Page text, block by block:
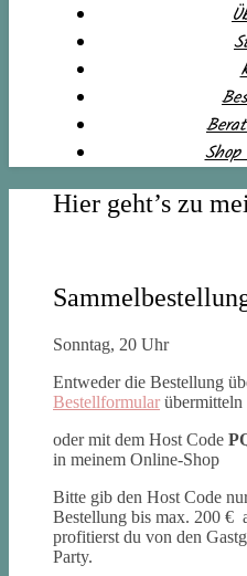
Shop
Hier geht’s zu
Sonntag, 20 Uhr
Entweder die Bestellung
Bestellformular übermitteln
oder mit dem Host Code
in meinem Online-Shop
Bitte gib den Host Code
Bestellung bis max. 200 €
profitierst du von den
Party.